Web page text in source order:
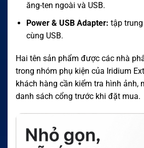
ăng-ten ngoài và USB.
Power & USB Adapter: tập
cùng USB.
Hai tên sản phẩm được các nhà
trong nhóm phụ kiện của Iridium
khách hàng cần kiểm tra hình ảnh,
danh sách cổng trước khi đặt mua.